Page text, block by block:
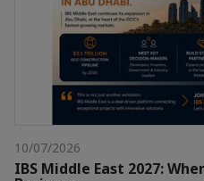
10/07/2026
IBS Middle East 2027: